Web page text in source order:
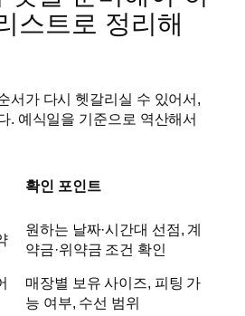
스트로 정리해
서가 다시 헷갈리실 수 있어서,
. 예식일을 기준으로 역산해서
확인 포인트
원하는 날짜·시간대 선점, 계
약금·위약금 조건 확인
매장별 보유 사이즈, 피팅 가
능 여부, 수선 범위